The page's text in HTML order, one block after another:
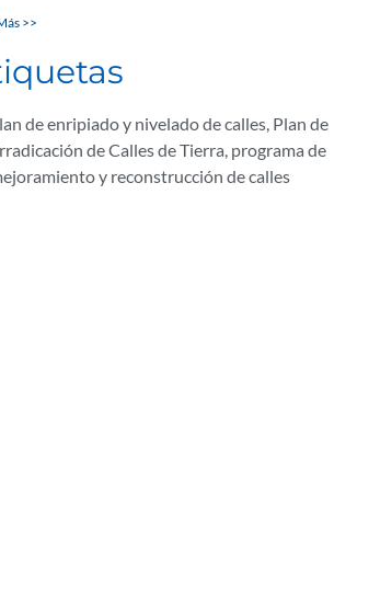
>>
de enripiado y nivelado de calles, Plan de
de Calles de Tierra, programa de
y reconstrucción de calles